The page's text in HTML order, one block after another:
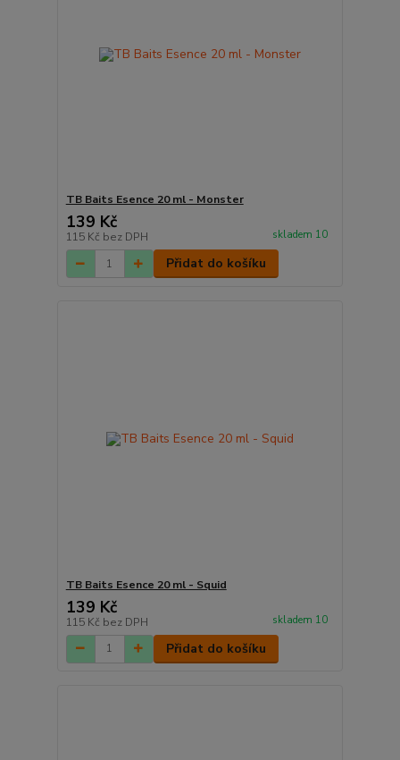
TB Baits Esence 20 ml - Monster
139 Kč
115 Kč bez DPH skladem 10
Přidat do košíku
TB Baits Esence 20 ml - Squid
139 Kč
115 Kč bez DPH skladem 10
Přidat do košíku